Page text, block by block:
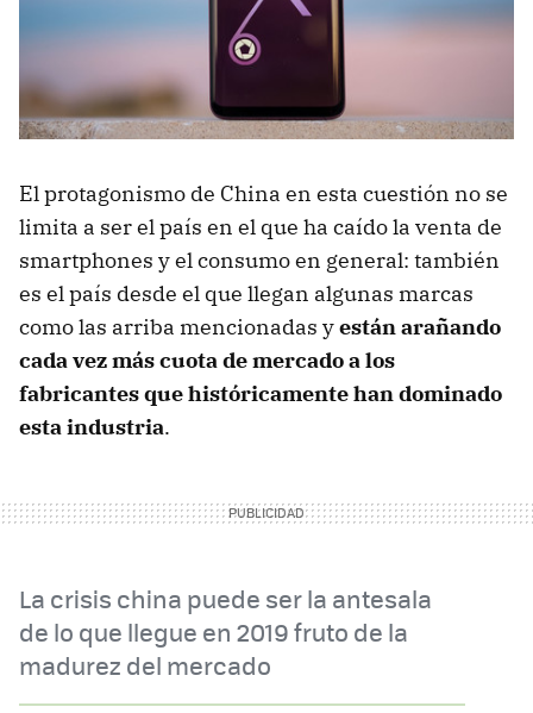
El protagonismo de China en esta cuestión no se
limita a ser el país en el que ha caído la venta de
smartphones y el consumo en general: también
es el país desde el que llegan algunas marcas
como las arriba mencionadas yestán arañando
cada vez más cuota de mercado a los
fabricantes que históricamente han dominado
esta industria.
La crisis china puede ser la antesala
de lo que llegue en 2019 fruto de la
madurez del mercado